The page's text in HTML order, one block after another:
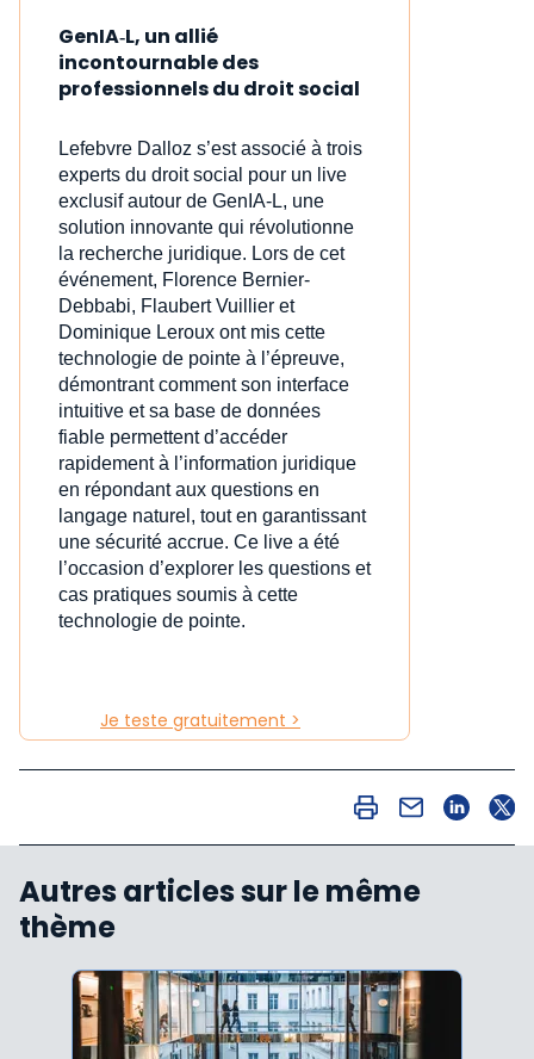
GenIA‑L, un allié
incontournable des
professionnels du droit social
Lefebvre Dalloz s’est associé à trois
experts du droit social pour un live
exclusif autour de GenIA‑L, une
solution innovante qui révolutionne
la recherche juridique. Lors de cet
événement, Florence Bernier-
Debbabi, Flaubert Vuillier et
Dominique Leroux ont mis cette
technologie de pointe à l’épreuve,
démontrant comment son interface
intuitive et sa base de données
fiable permettent d’accéder
rapidement à l’information juridique
en répondant aux questions en
langage naturel, tout en garantissant
une sécurité accrue. Ce live a été
l’occasion d’explorer les questions et
cas pratiques soumis à cette
technologie de pointe.
Je teste gratuitement >
Autres articles sur le même
thème